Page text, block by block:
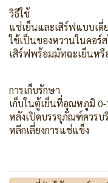
วิธีใช้
แช่เย็นและเสิร์ฟแบบเดี่
ใช้เป็นของหวานในคอร์ส
เสิร์ฟพร้อมมัทฉะเย็นห
การเก็บรักษา
เก็บในตู้เย็นที่อุณหภูมิ 0-
หลังเปิดบรรจุภัณฑ์ควรบ
หลีกเลี่ยงการแช่แข็ง